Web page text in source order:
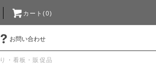
カート(0)
お問い合わせ
・看板・販促品